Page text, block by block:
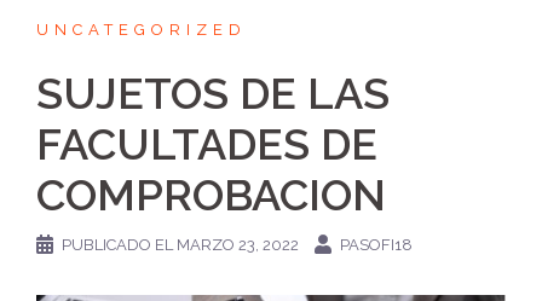
UNCATEGORIZED
SUJETOS DE LAS
FACULTADES DE
COMPROBACION
PUBLICADO EL MARZO 23, 2022 PASOFI18